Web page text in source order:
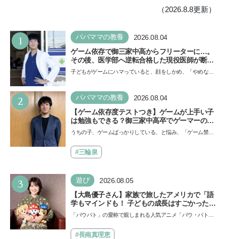
（2026.8.8更新）
1 パパママの教養 2026.08.04
ゲーム依存で御三家中高からフリーターに…。
その後、医学部へ逆転合格した現役医師が断言
「ゲームの経験が受験勉強に役立った」そう考
子どもがゲームにハマっていると、顔をしかめ、「やめなさ
い…
2 パパママの教養 2026.08.04
【ゲーム依存度テストつき】ゲームが上手い子
は勉強もできる？御三家中高卒でゲーマーの医
師・阿部智史さんが教えるゲームしながら受験
うちの子、ゲームばっかりしている、と悩み、「ゲーム禁
も…#三輪泉
3 遊び 2026.08.05
【大島優子さん】家族で旅したアメリカで「語
学もマインドも！ 子どもの成長はすごかった」
声優をつとめた映画『パウ・パトロール ザ・ダ
できると子どもに知ってほしい
「パウパト」の愛称で親しまれる人気アニメ「パウ・パトロ
ザ…#長南真理恵